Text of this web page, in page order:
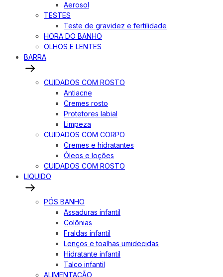
Aerosol
TESTES
Teste de gravidez e fertilidade
HORA DO BANHO
OLHOS E LENTES
BARRA
CUIDADOS COM ROSTO
Antiacne
Cremes rosto
Protetores labial
Limpeza
CUIDADOS COM CORPO
Cremes e hidratantes
Óleos e loções
CUIDADOS COM ROSTO
LIQUIDO
PÓS BANHO
Assaduras infantil
Colônias
Fraldas infantil
Lenços e toalhas umidecidas
Hidratante infantil
Talco infantil
ALIMENTAÇÃO